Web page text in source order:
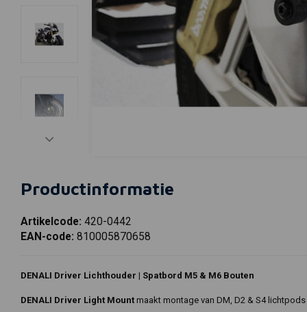
Productinformatie
Artikelcode: 420-0442
EAN-code: 810005870658
DENALI Driver Lichthouder | Spatbord M5 & M6 Bouten
DENALI Driver Light Mount maakt montage van DM, D2 & S4